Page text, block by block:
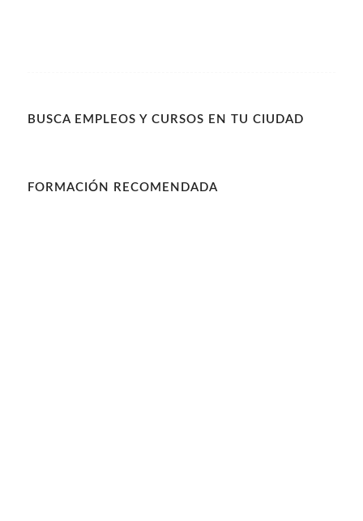
BUSCA EMPLEOS Y CURSOS EN TU CIUDAD
FORMACIÓN RECOMENDADA